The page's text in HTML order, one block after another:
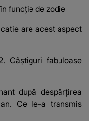
funcție de zodie
are acest aspect
Câștiguri fabuloase
după despărțirea
Ce le-a transmis